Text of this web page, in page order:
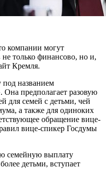
компании могут
только финансово, но и,
Кремля.
названием
предполагает разовую
для семей с детьми, чей
а также для одиноких
обращение вице-
вице-спикер Госдумы
семейную выплату
детьми, вступает